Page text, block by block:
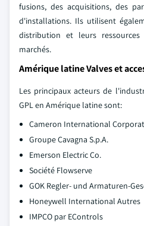
fusions, des acquisitions, des
d'installations. Ils utilisent
distribution et leurs
marchés.
Amérique latine Valves et
Les principaux acteurs de
GPL en Amérique latine sont:
Cameron International
Groupe Cavagna S.p.A.
Emerson Electric Co.
Société Flowserve
GOK Regler- und Armaturen-
Honeywell International Autres
IMPCO par EControls